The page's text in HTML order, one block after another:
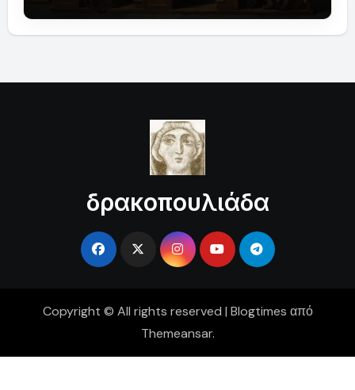
δρακοπουλιάδα
Copyright © All rights reserved | Blogtimes από
Themeansar.